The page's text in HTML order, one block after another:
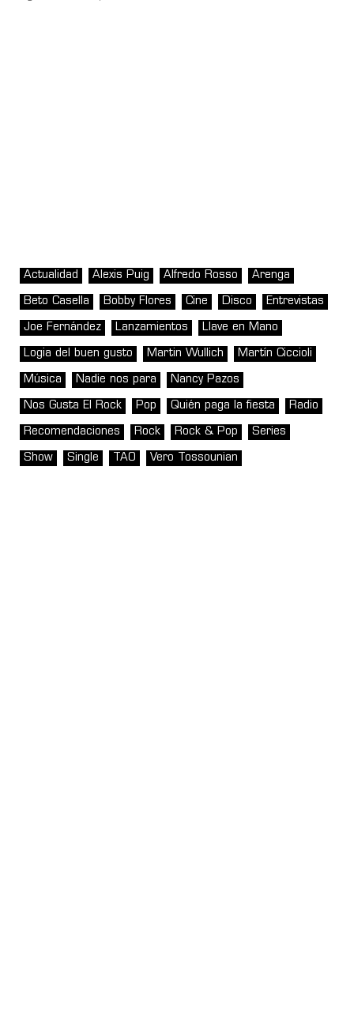
Actualidad Alexis Puig Alfredo Rosso Arenga
Beto Casella Bobby Flores Cine Disco Entrevistas
Joe Fernández Lanzamientos Llave en Mano
Logia del buen gusto Martin Wullich Martín Ciccioli
Música Nadie nos para Nancy Pazos
Nos Gusta El Rock Pop Quién paga la fiesta Radio
Recomendaciones Rock Rock & Pop Series
Show Single TAO Vero Tossounian